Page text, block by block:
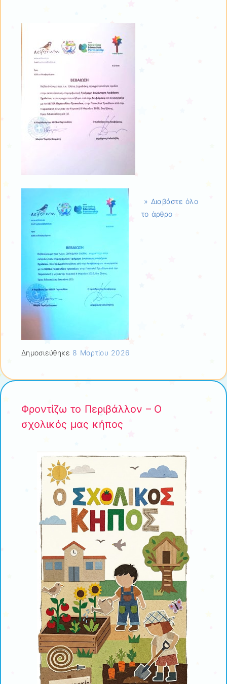
» Διαβάστε όλο
το άρθρο
Δημοσιεύθηκε 8 Μαρτίου 2026
Φροντίζω το Περιβάλλον – Ο
σχολικός μας κήπος